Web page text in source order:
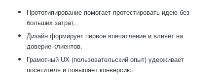
Прототипирование помогает протестировать идею без
больших затрат.
Дизайн формирует первое впечатление и влияет на
доверие клиентов.
Грамотный UX (пользовательский опыт) удерживает
посетителя и повышает конверсию.